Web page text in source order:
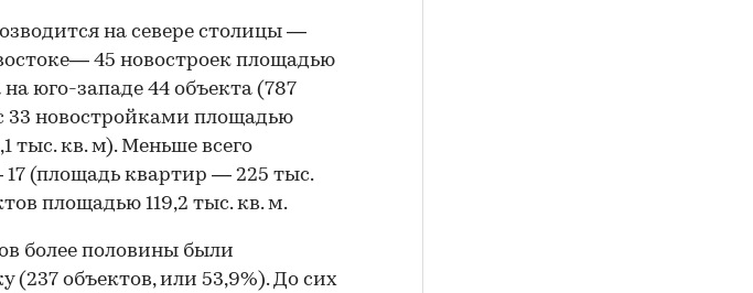
на севере столицы —
45 новостроек площадью
юго-западе 44 объекта (787
33 новостройками площадью
тыс. кв. м). Меньше всего
(площадь квартир — 225 тыс.
площадью 119,2 тыс. кв. м.
более половины были
объектов, или 53,9%). До сих